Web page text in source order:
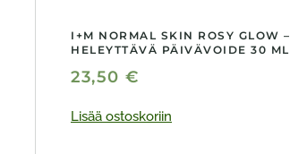
I+M NORMAL SKIN ROSY GLOW –
HELEYTTÄVÄ PÄIVÄVOIDE 30 ML
23,50 €
Lisää ostoskoriin